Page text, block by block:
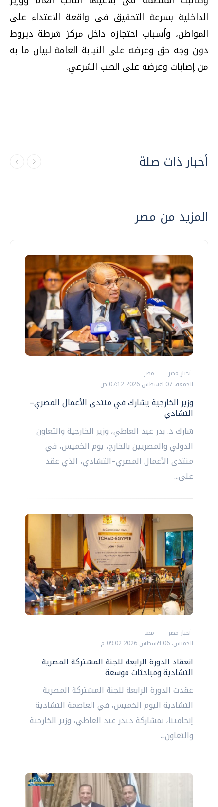
الداخلية بسرعة التحقيق فى واقعة الاعتداء على
المواطن، وأسباب احتجازه داخل مركز شرطة ديروط
دون وجه حق وعرضه على النيابة العامة لبيان ما به
من إصابات وعرضه على الطب الشرعي.
أخبار ذات صلة
المزيد من مصر
أخبار مصر
مصر
الجمعة، 07 اغسطس 2026 07:12 ص
وزير الخارجية يشارك في منتدى الأعمال المصري–
التشادي
شارك د. بدر عبد العاطي، وزير الخارجية والتعاون
الدولي والمصريين بالخارج، يوم الخميس، في
منتدى الأعمال المصري–التشادي، الذي عقد
على...
أخبار مصر
مصر
الخميس، 06 اغسطس 2026 09:02 م
انعقاد الدورة الرابعة للجنة المشتركة المصرية
التشادية ومباحثات موسعة
عقدت الدورة الرابعة للجنة المشتركة المصرية
التشادية اليوم الخميس، في العاصمة التشادية
إنجامينا، بمشاركة د.بدر عبد العاطي، وزير الخارجية
والتعاون...